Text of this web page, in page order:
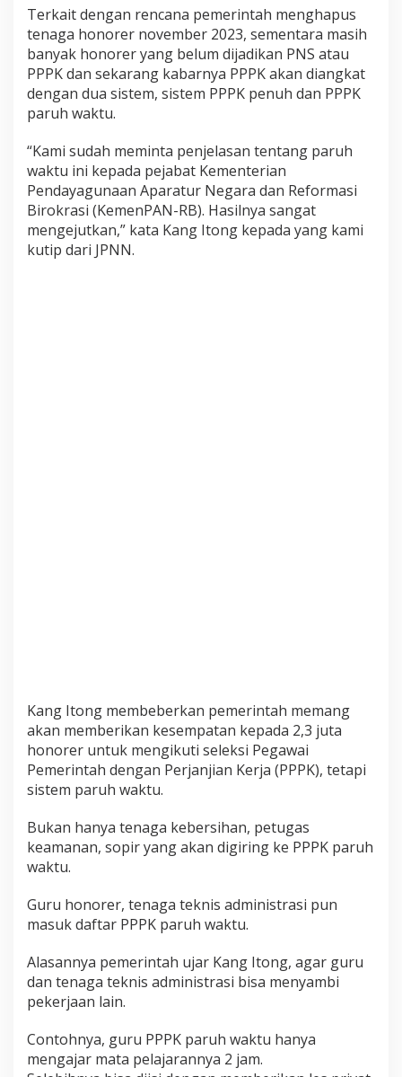
Terkait dengan rencana pemerintah menghapus
tenaga honorer november 2023, sementara masih
banyak honorer yang belum dijadikan PNS atau
PPPK dan sekarang kabarnya PPPK akan diangkat
dengan dua sistem, sistem PPPK penuh dan PPPK
paruh waktu.
“Kami sudah meminta penjelasan tentang paruh
waktu ini kepada pejabat Kementerian
Pendayagunaan Aparatur Negara dan Reformasi
Birokrasi (KemenPAN-RB). Hasilnya sangat
mengejutkan,” kata Kang Itong kepada yang kami
kutip dari JPNN.
Kang Itong membeberkan pemerintah memang
akan memberikan kesempatan kepada 2,3 juta
honorer untuk mengikuti seleksi Pegawai
Pemerintah dengan Perjanjian Kerja (PPPK), tetapi
sistem paruh waktu.
Bukan hanya tenaga kebersihan, petugas
keamanan, sopir yang akan digiring ke PPPK paruh
waktu.
Guru honorer, tenaga teknis administrasi pun
masuk daftar PPPK paruh waktu.
Alasannya pemerintah ujar Kang Itong, agar guru
dan tenaga teknis administrasi bisa menyambi
pekerjaan lain.
Contohnya, guru PPPK paruh waktu hanya
mengajar mata pelajarannya 2 jam.